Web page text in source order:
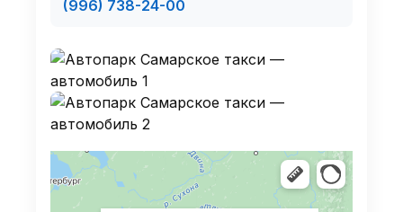
(996) 738-24-00
Яндекс Карты
Яндекс Карты